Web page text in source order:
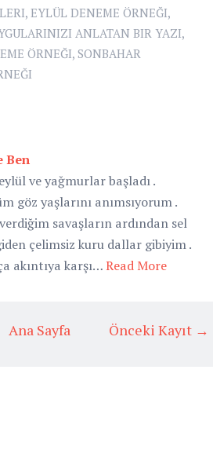
, EYLÜL DENEME ÖRNEĞI,
ANLATAN BIR YAZI,
ÖRNEĞI, SONBAHAR
Ben
ve yağmurlar başladı .
göz yaşlarını anımsıyorum .
savaşların ardından sel
çelimsiz kuru dallar gibiyim .
akıntıya karşı…Read More
Önceki Kayıt →
Ana Sayfa